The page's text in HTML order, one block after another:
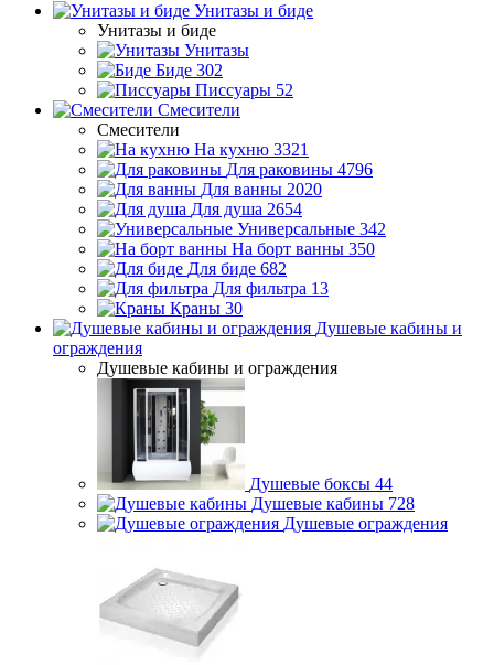
Унитазы и биде
Унитазы и биде
Унитазы
Биде 302
Писсуары 52
Смесители
Смесители
На кухню 3321
Для раковины 4796
Для ванны 2020
Для душа 2654
Универсальные 342
На борт ванны 350
Для биде 682
Для фильтра 13
Краны 30
Душевые кабины и
ограждения
Душевые кабины и ограждения
Душевые боксы 44
Душевые кабины 728
Душевые ограждения